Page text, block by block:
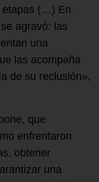
etapas (…) En
agravó: las
una
las acompaña
de su reclusión»,
que
enfrentaron
obtener
una